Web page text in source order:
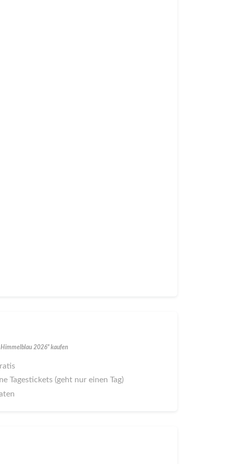
Himmelblau 2026" kaufen
Tagestickets (geht nur einen Tag)